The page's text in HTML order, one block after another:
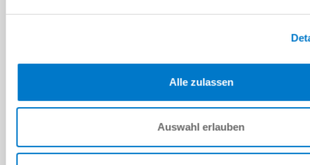
Alle zulassen
Auswahl erlauben
설치 및 작동 지침